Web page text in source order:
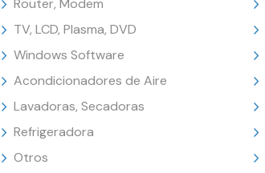
Router, Modem
TV, LCD, Plasma, DVD
Windows Software
Acondicionadores de Aire
Lavadoras, Secadoras
Refrigeradora
Otros